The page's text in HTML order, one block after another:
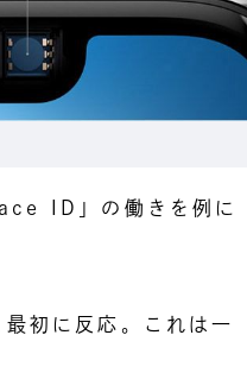
ID」の働きを例に
初に反応。これは一